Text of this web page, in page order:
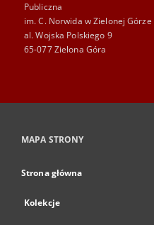
Publiczna
im. C. Norwida w Zielonej Górze
al. Wojska Polskiego 9
65-077 Zielona Góra
MAPA STRONY
Strona główna
Kolekcje